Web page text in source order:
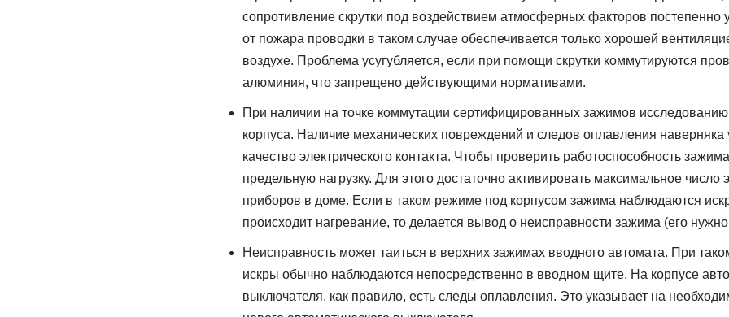
сопротивление скрутки под воздействием атмосферных факторов постепенно
от пожара проводки в таком случае обеспечивается только хорошей
воздухе. Проблема усугубляется, если при помощи скрутки коммутируются
алюминия, что запрещено действующими нормативами.
При наличии на точке коммутации сертифицированных зажимов
корпуса. Наличие механических повреждений и следов оплавления наверняка
качество электрического контакта. Чтобы проверить работоспособность
предельную нагрузку. Для этого достаточно активировать максимальное число
приборов в доме. Если в таком режиме под корпусом зажима наблюдаются
происходит нагревание, то делается вывод о неисправности зажима (его
Неисправность может таиться в верхних зажимах вводного автомата. При
искры обычно наблюдаются непосредственно в вводном щите. На корпусе
выключателя, как правило, есть следы оплавления. Это указывает на